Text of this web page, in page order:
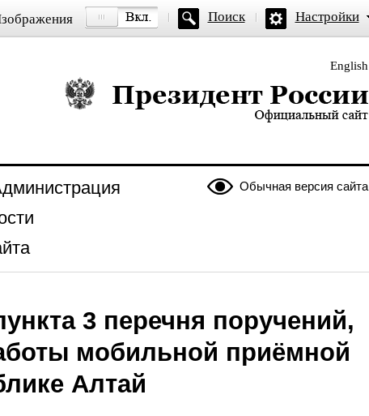
Поиск Настройки
English
Президент России — официальный сайт
Обычная версия сайта
3 перечня поручений,
мобильной приёмной
Алтай